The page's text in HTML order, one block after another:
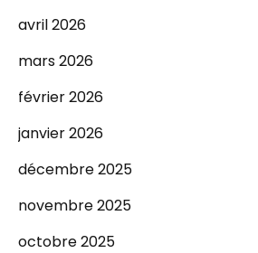
avril 2026
mars 2026
février 2026
janvier 2026
décembre 2025
novembre 2025
octobre 2025